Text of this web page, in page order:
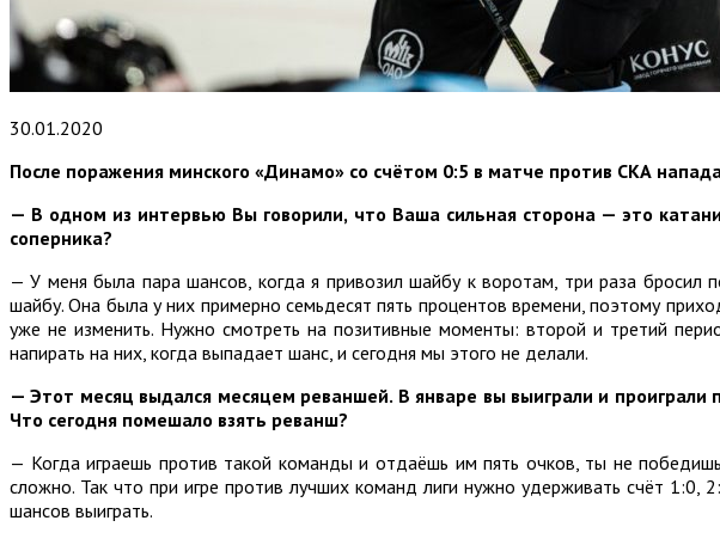
30.01.2020
После поражения минского «Динамо» со счётом 0:5 в матче против СКА
— В одном из интервью Вы говорили, что Ваша сильная сторона — это
соперника?
— У меня была пара шансов, когда я привозил шайбу к воротам, три раза
шайбу. Она была у них примерно семьдесят пять процентов времени, поэтому
уже не изменить. Нужно смотреть на позитивные моменты: второй и третий
напирать на них, когда выпадает шанс, и сегодня мы этого не делали.
— Этот месяц выдался месяцем реваншей. В январе вы выиграли и
Что сегодня помешало взять реванш?
— Когда играешь против такой команды и отдаёшь им пять очков, ты не
сложно. Так что при игре против лучших команд лиги нужно удерживать счёт
шансов выиграть.